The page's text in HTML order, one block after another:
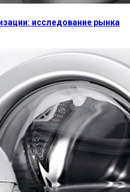
исследование рынка